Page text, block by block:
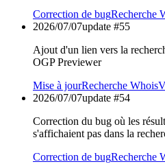
Correction de bugRecherche
2026/07/07update #55
Ajout d'un lien vers la
OGP Previewer
Mise à jourRecherche Whois
2026/07/07update #54
Correction du bug où les
s'affichaient pas dans la
Correction de bugRecherche